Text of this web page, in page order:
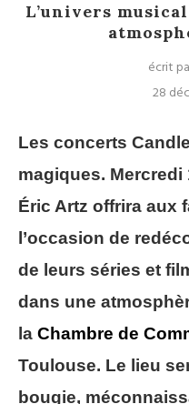
L’univers
écrit
28
Les concerts
magiques. Mercredi
Éric Artz offrira aux
l’occasion de
de leurs séries et
dans une
la Chambre de
Toulouse. Le lieu
bougie,